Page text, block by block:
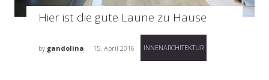
Hier ist die gute Laune zu Hause
by gandolina 15. April 2016 INNENARCHITEKTUR